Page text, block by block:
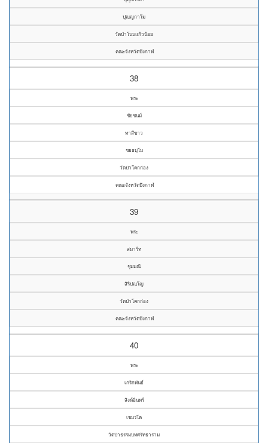
ปุญฺญกาโม
วัดป่าโนนแก้วน้อย
คณะจังหวัดบึงกาฬ
38
พระ
ชัยชนม์
ทาสีขาว
ชยธมฺโม
วัดป่าโคกก่อง
คณะจังหวัดบึงกาฬ
39
พระ
สมาร์ท
ชุมมณี
สิริปญฺโญ
วัดป่าโคกก่อง
คณะจังหวัดบึงกาฬ
40
พระ
เกริกพันธ์
สิงห์อินทร์
เขมรโต
วัดป่าธรรมบทศรัทธาราม